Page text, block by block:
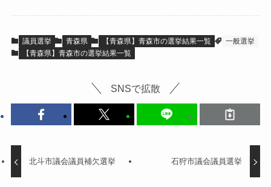
議員選挙 青森県 【青森県】青森市の選挙結果一覧
一般選挙
【青森県】青森市の選挙結果一覧
SNSで拡散
北斗市議会議員補欠選挙 石狩市議会議員選挙